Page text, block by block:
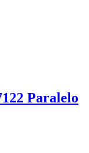
Paralelo